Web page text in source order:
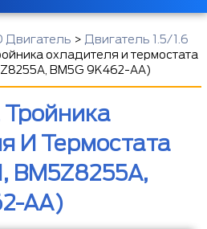
Двигатель > Двигатель 1.5/1.6
охладителя и термостата
BM5G 9K462-AA)
И Термостата
BM5Z8255A,
AA)